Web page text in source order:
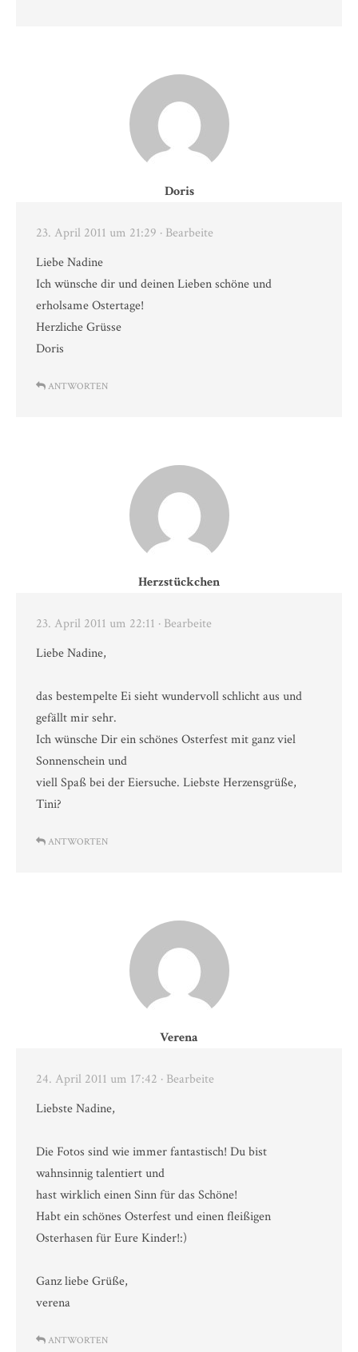
Doris
23. April 2011 um 21:29 · Bearbeite
Liebe Nadine
Ich wünsche dir und deinen Lieben schöne und
erholsame Ostertage!
Herzliche Grüsse
Doris
ANTWORTEN
Herzstückchen
23. April 2011 um 22:11 · Bearbeite
Liebe Nadine,
das bestempelte Ei sieht wundervoll schlicht aus und
gefällt mir sehr.
Ich wünsche Dir ein schönes Osterfest mit ganz viel
Sonnenschein und
viell Spaß bei der Eiersuche. Liebste Herzensgrüße,
Tini?
ANTWORTEN
Verena
24. April 2011 um 17:42 · Bearbeite
Liebste Nadine,
Die Fotos sind wie immer fantastisch! Du bist
wahnsinnig talentiert und
hast wirklich einen Sinn für das Schöne!
Habt ein schönes Osterfest und einen fleißigen
Osterhasen für Eure Kinder!:)
Ganz liebe Grüße,
verena
ANTWORTEN